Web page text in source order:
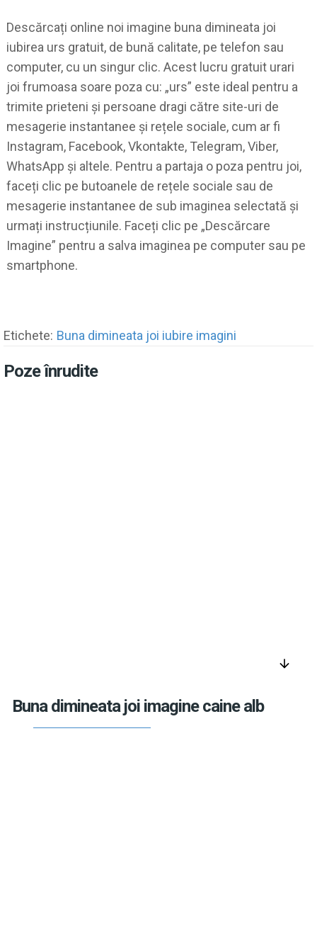
Descărcați online noi imagine buna dimineata joi
iubirea urs gratuit, de bună calitate, pe telefon sau
computer, cu un singur clic. Acest lucru gratuit urari
joi frumoasa soare poza cu: „urs” este ideal pentru a
trimite prieteni și persoane dragi către site-uri de
mesagerie instantanee și rețele sociale, cum ar fi
Instagram, Facebook, Vkontakte, Telegram, Viber,
WhatsApp și altele. Pentru a partaja o poza pentru joi,
faceți clic pe butoanele de rețele sociale sau de
mesagerie instantanee de sub imaginea selectată și
urmați instrucțiunile. Faceți clic pe „Descărcare
Imagine” pentru a salva imaginea pe computer sau pe
smartphone.
Etichete: Buna dimineata joi iubire imagini
Poze înrudite
arrow_downward
Buna dimineata joi imagine caine alb